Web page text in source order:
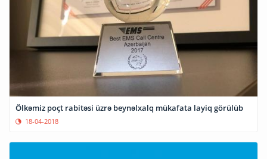
Ölkəmiz poçt rabitəsi üzrə beynəlxalq mükafata layiq görülüb
18-04-2018